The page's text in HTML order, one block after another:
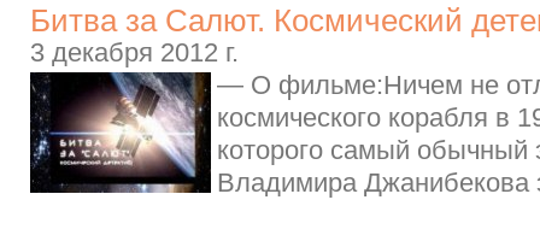
Битва за Салют. Космический
3 декабря 2012 г.
— О фильме:Ничем не
космического корабля в
которого самый обычный
Владимира Джанибекова